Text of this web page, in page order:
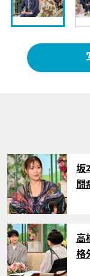
サム
坂
闘
サム
高
格